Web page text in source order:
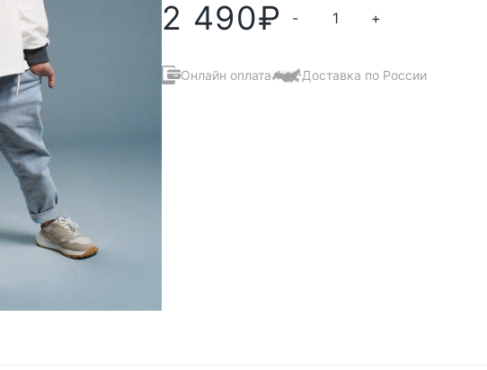
2 490₽ - +
Онлайн оплата Доставка по России